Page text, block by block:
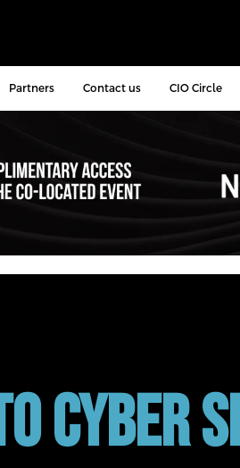
Partners Contact us CIO Circle
Cyber